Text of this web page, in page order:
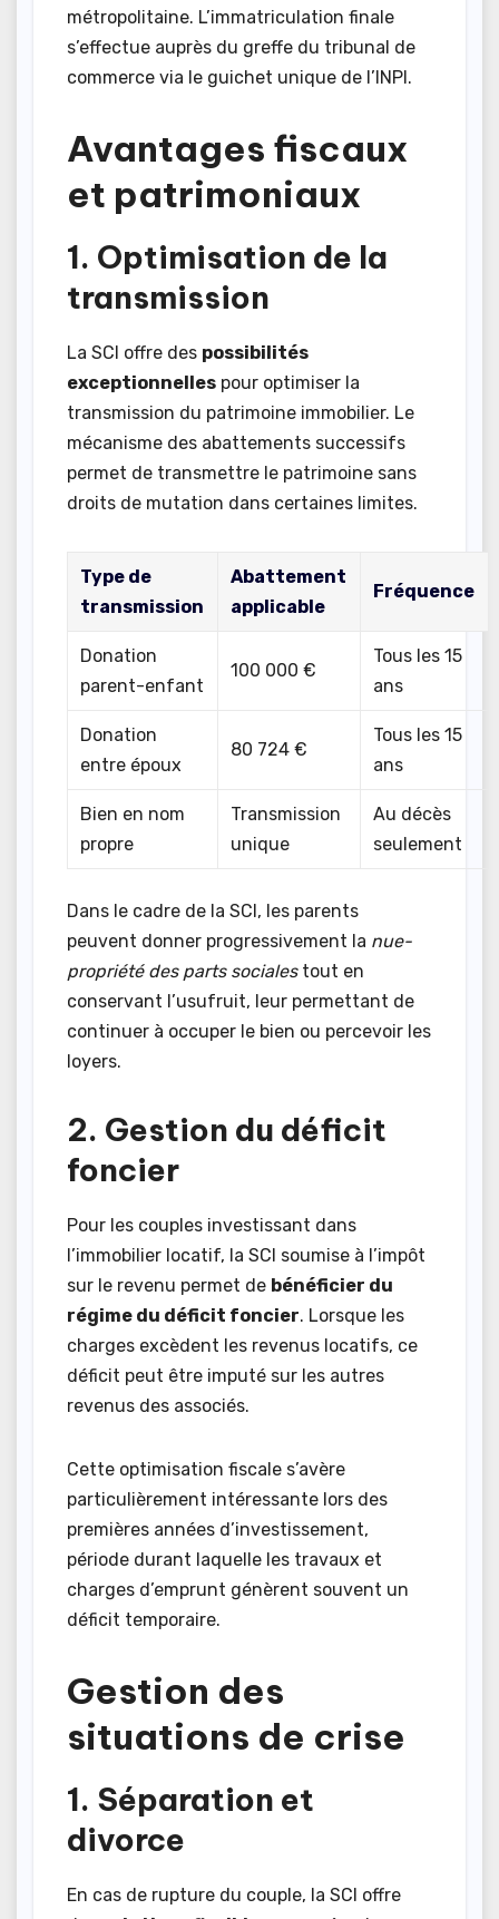
métropolitaine. L’immatriculation finale
s’effectue auprès du greffe du tribunal de
commerce via le guichet unique de l’INPI.
Avantages fiscaux
et patrimoniaux
1. Optimisation de la
transmission
La SCI offre des possibilités
exceptionnelles pour optimiser la
transmission du patrimoine immobilier. Le
mécanisme des abattements successifs
permet de transmettre le patrimoine sans
droits de mutation dans certaines limites.
Type de
transmission
Abattement
applicable
Fréquence
Donation
parent-enfant
100 000 €
Tous les 15
ans
Donation
entre époux
80 724 €
Tous les 15
ans
Bien en nom
propre
Transmission
unique
Au décès
seulement
Dans le cadre de la SCI, les parents
peuvent donner progressivement la nue-
propriété des parts socialestout en
conservant l’usufruit, leur permettant de
continuer à occuper le bien ou percevoir les
loyers.
2. Gestion du déficit
foncier
Pour les couples investissant dans
l’immobilier locatif, la SCI soumise à l’impôt
sur le revenu permet de bénéficier du
régime du déficit foncier. Lorsque les
charges excèdent les revenus locatifs, ce
déficit peut être imputé sur les autres
revenus des associés.
Cette optimisation fiscale s’avère
particulièrement intéressante lors des
premières années d’investissement,
période durant laquelle les travaux et
charges d’emprunt génèrent souvent un
déficit temporaire.
Gestion des
situations de crise
1. Séparation et
divorce
En cas de rupture du couple, la SCI offre